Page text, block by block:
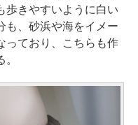
歩きやすいように白い
も、砂浜や海をイメー
っており、こちらも作